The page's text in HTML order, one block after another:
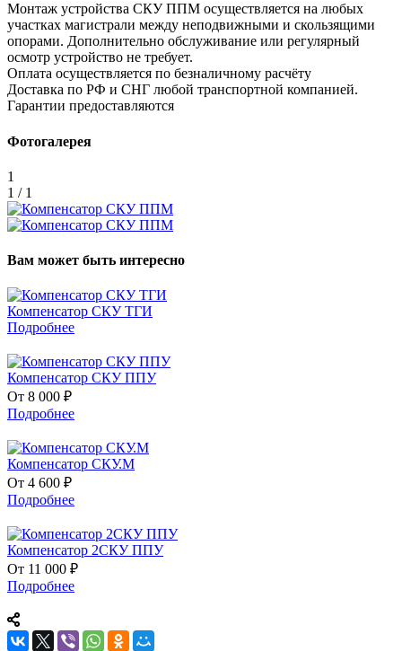
Монтаж устройства СКУ ППМ осуществляется на любых
участках магистрали между неподвижными и скользящими
опорами. Дополнительно обслуживание или регулярный
осмотр устройство не требует.
Оплата осуществляется по безналичному расчёту
Доставка по РФ и СНГ любой транспортной компанией.
Гарантии предоставляются
Фотогалерея
1
1 / 1
Вам может быть интересно
Компенсатор СКУ ТГИ
Подробнее
Компенсатор СКУ ППУ
От 8 000 ₽
Подробнее
Компенсатор СКУ.М
От 4 600 ₽
Подробнее
Компенсатор 2СКУ ППУ
От 11 000 ₽
Подробнее